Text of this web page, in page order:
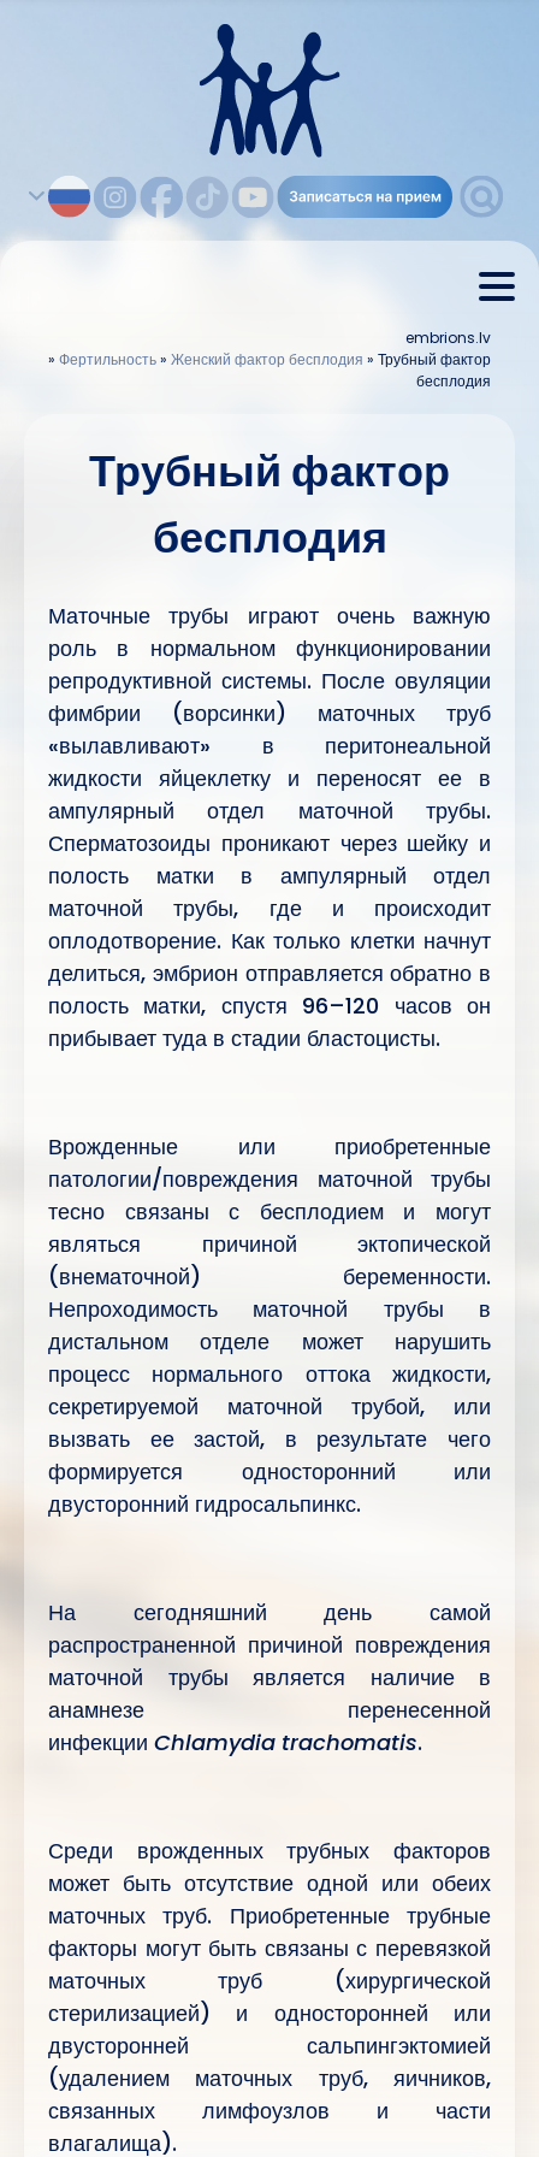
embrions.lv
» Фертильность» Женский фактор бесплодия » Трубный фактор
бесплодия
Трубный фактор
бесплодия
Маточные трубы играют очень важную
роль в нормальном функционировании
репродуктивной системы. После овуляции
фимбрии (ворсинки) маточных труб
«вылавливают» в перитонеальной
жидкости яйцеклетку и переносят ее в
ампулярный отдел маточной трубы.
Сперматозоиды проникают через шейку и
полость матки в ампулярный отдел
маточной трубы, где и происходит
оплодотворение. Как только клетки начнут
делиться, эмбрион отправляется обратно в
полость матки, спустя 96–120 часов он
прибывает туда в стадии бластоцисты.
Врожденные или приобретенные
патологии/повреждения маточной трубы
тесно связаны с бесплодием и могут
являться причиной эктопической
(внематочной) беременности.
Непроходимость маточной трубы в
дистальном отделе может нарушить
процесс нормального оттока жидкости,
секретируемой маточной трубой, или
вызвать ее застой, в результате чего
формируется односторонний или
двусторонний гидросальпинкс.
На сегодняшний день самой
распространенной причиной повреждения
маточной трубы является наличие в
анамнезе перенесенной
инфекции Chlamydia trachomatis.
Среди врожденных трубных факторов
может быть отсутствие одной или обеих
маточных труб. Приобретенные трубные
факторы могут быть связаны с перевязкой
маточных труб (хирургической
стерилизацией) и односторонней или
двусторонней сальпингэктомией
(удалением маточных труб, яичников,
связанных лимфоузлов и части
влагалища).